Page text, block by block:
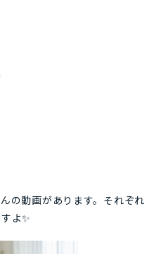
の動画があります。それぞれ
よ✨